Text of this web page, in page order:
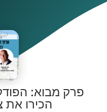
פרק מבוא:
הכירו את